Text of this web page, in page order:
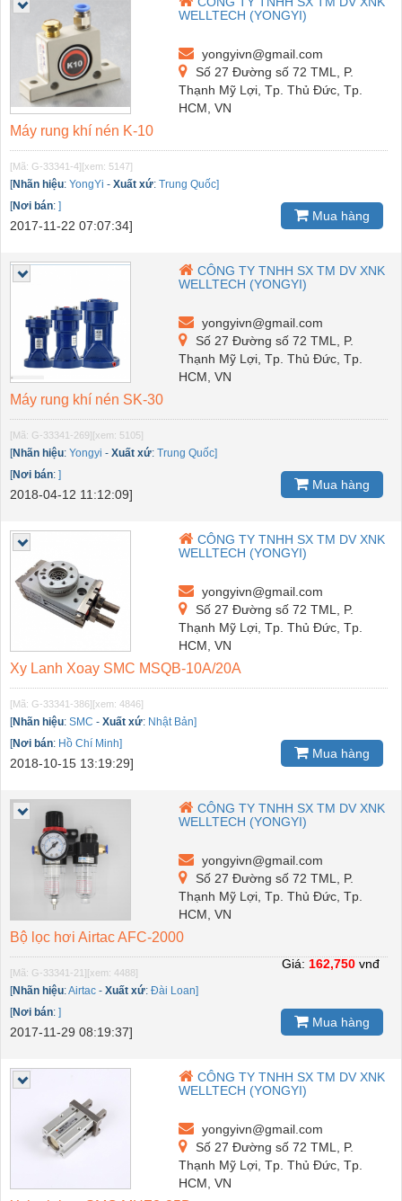
WELLTECH (YONGYI)
yongyivn@gmail.com
Số 27 Đường số 72 TML, P.
Thạnh Mỹ Lợi, Tp. Thủ Đức, Tp.
HCM, VN
Máy rung khí nén K-10
[Mã: G-33341-4][xem: 5147]
[Nhãn hiệu: YongYi - Xuất xứ: Trung Quốc]
[Nơi bán: ]
2017-11-22 07:07:34]
Mua hàng
CÔNG TY TNHH SX TM DV XNK
WELLTECH (YONGYI)
yongyivn@gmail.com
Số 27 Đường số 72 TML, P.
Thạnh Mỹ Lợi, Tp. Thủ Đức, Tp.
HCM, VN
Máy rung khí nén SK-30
[Mã: G-33341-269][xem: 5105]
[Nhãn hiệu: Yongyi - Xuất xứ: Trung Quốc]
[Nơi bán: ]
2018-04-12 11:12:09]
Mua hàng
CÔNG TY TNHH SX TM DV XNK
WELLTECH (YONGYI)
yongyivn@gmail.com
Số 27 Đường số 72 TML, P.
Thạnh Mỹ Lợi, Tp. Thủ Đức, Tp.
HCM, VN
Xy Lanh Xoay SMC MSQB-10A/20A
[Mã: G-33341-386][xem: 4846]
[Nhãn hiệu: SMC - Xuất xứ: Nhật Bản]
[Nơi bán: Hồ Chí Minh]
2018-10-15 13:19:29]
Mua hàng
CÔNG TY TNHH SX TM DV XNK
WELLTECH (YONGYI)
yongyivn@gmail.com
Số 27 Đường số 72 TML, P.
Thạnh Mỹ Lợi, Tp. Thủ Đức, Tp.
HCM, VN
Bộ lọc hơi Airtac AFC-2000
[Mã: G-33341-21][xem: 4488]
[Nhãn hiệu:Airtac - Xuất xứ: Đài Loan]
[Nơi bán: ]
2017-11-29 08:19:37]
Giá: 162,750 vnđ
Mua hàng
CÔNG TY TNHH SX TM DV XNK
WELLTECH (YONGYI)
yongyivn@gmail.com
Số 27 Đường số 72 TML, P.
Thạnh Mỹ Lợi, Tp. Thủ Đức, Tp.
HCM, VN